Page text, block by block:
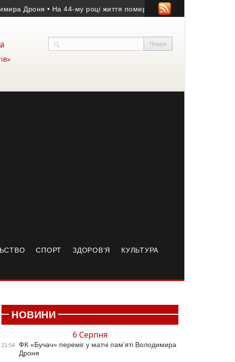
Дроня • На 44-му році життя помер учасник АТО з Козівщини
СПОРТ ЗДОРОВ’Я КУЛЬТУРА
НОВИНИ
6 Серпня
21:54
ФК «Бучач» переміг у матчі пам’яті Володимира
Дроня